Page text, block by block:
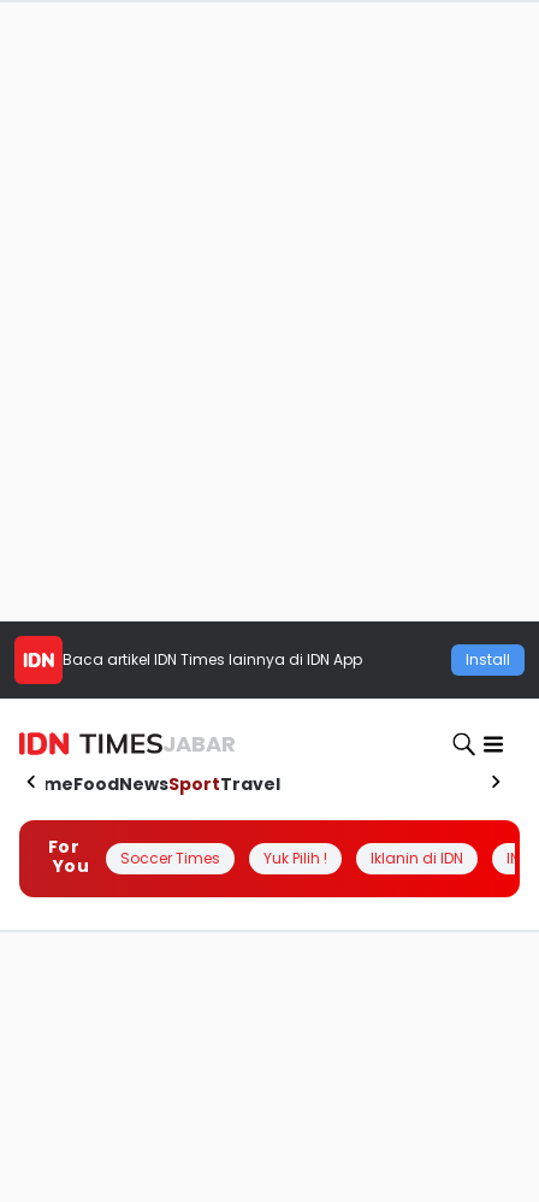
Baca artikel IDN Times lainnya di IDN App Install
JABAR
HomeFoodNewsSportTravel
For
You
Soccer Times Yuk Pilih ! Iklanin di IDN